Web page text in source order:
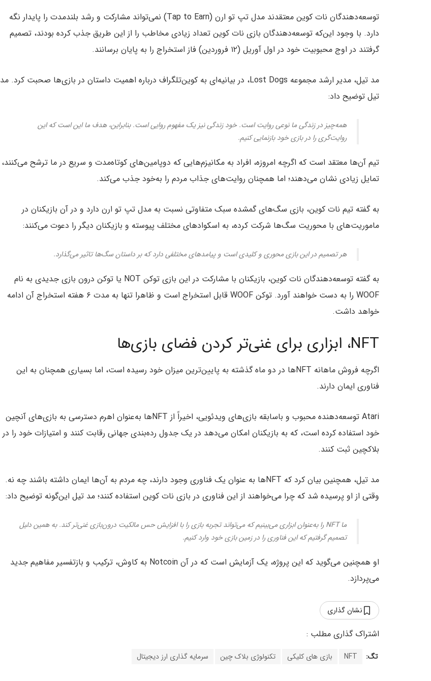
توسعه‌دهندگان نات کوین معتقدند مدل تپ تو ارن (Tap to Earn) نمی‌تواند مشارکت و رشد بلندمدت را پایدار نگه
دارد. با وجود این‌که توسعه‌دهندگان بازی نات کوین تعداد زیادی مخاطب را از این طریق جذب کرده بودند، تصمیم
گرفتند در اوج محبوبیت خود در اول آوریل (۱۲ فروردین) فاز استخراج را به پایان برسانند.
مد تیل، مدیر ارشد مجموعه Lost Dogs، در بیانیه‌ای به کوین‌تلگراف درباره اهمیت داستان در بازی‌ها صحبت کرد. مد
تیل توضیح داد:
همه‌چیز در زندگی ما نوعی روایت است. خود زندگی نیز یک مفهوم روایی است. بنابراین، هدف ما این است که این
روایت‌گری را در بازی خود بازنمایی کنیم.
تیم آن‌ها معتقد است که اگرچه امروزه، افراد به مکانیزم‌هایی که دوپامین‌های کوتاه‌مدت و سریع در ما ترشح می‌کنند،
تمایل زیادی نشان می‌دهند؛ اما همچنان روایت‌های جذاب مردم را به‌خود جذب می‌کند.
به گفته تیم نات کوین، بازی سگ‌های گمشده سبک متفاوتی نسبت به مدل تپ تو ارن دارد و در آن بازیکنان در
ماموریت‌های با محوریت سگ‌ها شرکت کرده، به اسکوادهای مختلف پیوسته و بازیکنان دیگر را دعوت می‌کنند:
هر تصمیم در این بازی محوری و کلیدی است و پیامدهای مختلفی دارد که بر داستان سگ‌ها تاثیر می‌گذارد.
به گفته توسعه‌دهندگان نات کوین، بازیکنان با مشارکت در این بازی توکن NOT یا توکن درون بازی جدیدی به نام
WOOF را به دست خواهند آورد. توکن WOOF قابل استخراج است و ظاهرا تنها به مدت ۶ هفته استخراج آن ادامه
خواهد داشت.
NFT، ابزاری برای غنی‌تر کردن فضای بازی‌ها
اگرچه فروش ماهانه NFTها در دو ماه گذشته به پایین‌ترین میزان خود رسیده است، اما بسیاری همچنان به این
فناوری ایمان دارند.
Atari توسعه‌دهنده محبوب و باسابقه بازی‌های ویدئویی، اخیراً از NFTها به‌عنوان اهرم دسترسی به بازی‌های آنچین
خود استفاده کرده است، که به بازیکنان امکان می‌دهد در یک جدول رده‌بندی جهانی رقابت کنند و امتیازات خود را در
بلاکچین ثبت کنند.
مد تیل، همچنین بیان کرد که NFTها به عنوان یک فناوری وجود دارند، چه مردم به آن‌ها ایمان داشته باشند چه نه.
وقتی از او پرسیده شد که چرا می‌خواهند از این فناوری در بازی نات کوین استفاده کنند؛ مد تیل این‌گونه توضیح داد:
ما NFT را به‌عنوان ابزاری می‌بینیم که می‌تواند تجربه بازی را با افزایش حس مالکیت درون‌بازی غنی‌تر کند. به همین دلیل
تصمیم گرفتیم که این فناوری را در زمین بازی خود وارد کنیم.
او همچنین می‌گوید که این پروژه، یک آزمایش است که در آن Notcoin به کاوش، ترکیب و بازتفسیر مفاهیم جدید
می‌پردازد.
نشان گذاری
تگ: NFT بازی های کلیکی تکنولوژی بلاک چین سرمایه گذاری ارز دیجیتال